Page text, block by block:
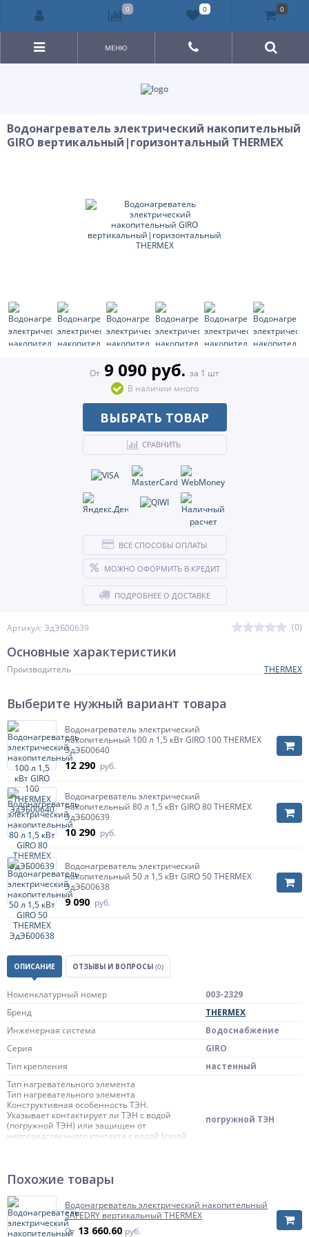
МЕНЮ
Водонагреватель электрический накопительный
GIRO вертикальный|горизонтальный THERMEX
Артикул: ЭдЭБ00639 (0)
От 9 090 руб. за 1 шт
В наличии много
ВЫБРАТЬ ТОВАР
СРАВНИТЬ
ВСЕ СПОСОБЫ ОПЛАТЫ
МОЖНО ОФОРМИТЬ В КРЕДИТ
ПОДРОБНЕЕ О ДОСТАВКЕ
Основные характеристики
Производитель THERMEX
Выберите нужный вариант товара
Водонагреватель электрический
накопительный 100 л 1,5 кВт GIRO 100 THERMEX
ЭдЭБ00640
12 290 руб.
Водонагреватель электрический
накопительный 80 л 1,5 кВт GIRO 80 THERMEX
ЭдЭБ00639
10 290 руб.
Водонагреватель электрический
накопительный 50 л 1,5 кВт GIRO 50 THERMEX
ЭдЭБ00638
9 090 руб.
ОПИСАНИЕ ОТЗЫВЫ И ВОПРОСЫ (0)
Номенклатурный номер
003-2329
Бренд
THERMEX
Инженерная система
Водоснабжение
Серия
GIRO
Тип крепления
настенный
Тип нагревательного элемента
Тип нагревательного элемента
Конструктивная особенность ТЭН.
Указывает контактирует ли ТЭН с водой
(погружной ТЭН) или защищен от
непосредственного контакта с водой (сухой
погружной ТЭН
Управление
Диаметр присоединения
Ориентация
вертикальный|
Похожие товары
Водонагреватель электрический накопительный
SAFEDRY вертикальный THERMEX
От 13 660.60 руб.
0 0 0